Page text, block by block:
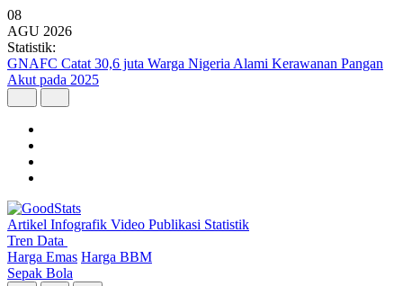
08
AGU 2026
Statistik:
Kunjungan Wisatawan Mancanegara Tembus 7 Juta per Semester I
2026
Artikel Infografik Video Publikasi Statistik
Tren Data
Harga Emas Harga BBM
Sepak Bola